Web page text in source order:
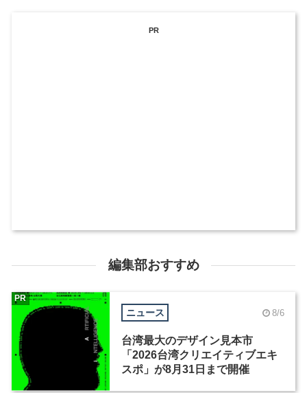
PR
編集部おすすめ
ニュース 8/6
台湾最大のデザイン見本市
「2026台湾クリエイティブエキ
スポ」が8月31日まで開催
PR